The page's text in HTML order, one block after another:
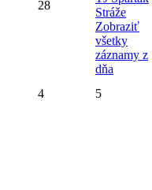
28
Stráže
Zobraziť
všetky
záznamy z
dňa
4 5